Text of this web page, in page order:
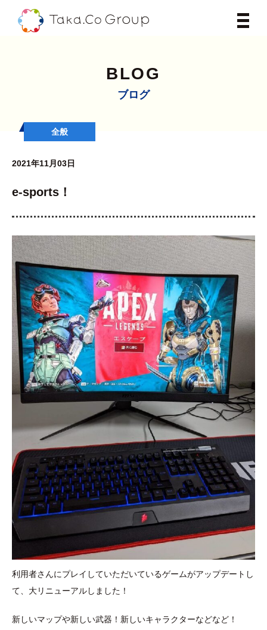
BLOG
ブログ
全般
2021年11月03日
e-sports！
利用者さんにプレイしていただいているゲームがアップデートし
て、大リニューアルしました！
新しいマップや新しい武器！新しいキャラクターなどなど！